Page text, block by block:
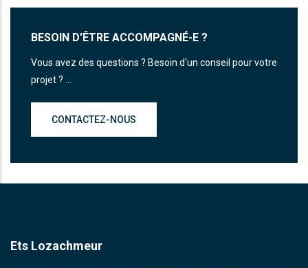
BESOIN D'ÊTRE ACCOMPAGNÉ-E ?
Vous avez des questions ? Besoin d'un conseil pour votre
projet ? ...
CONTACTEZ-NOUS
Ets Lozachmeur